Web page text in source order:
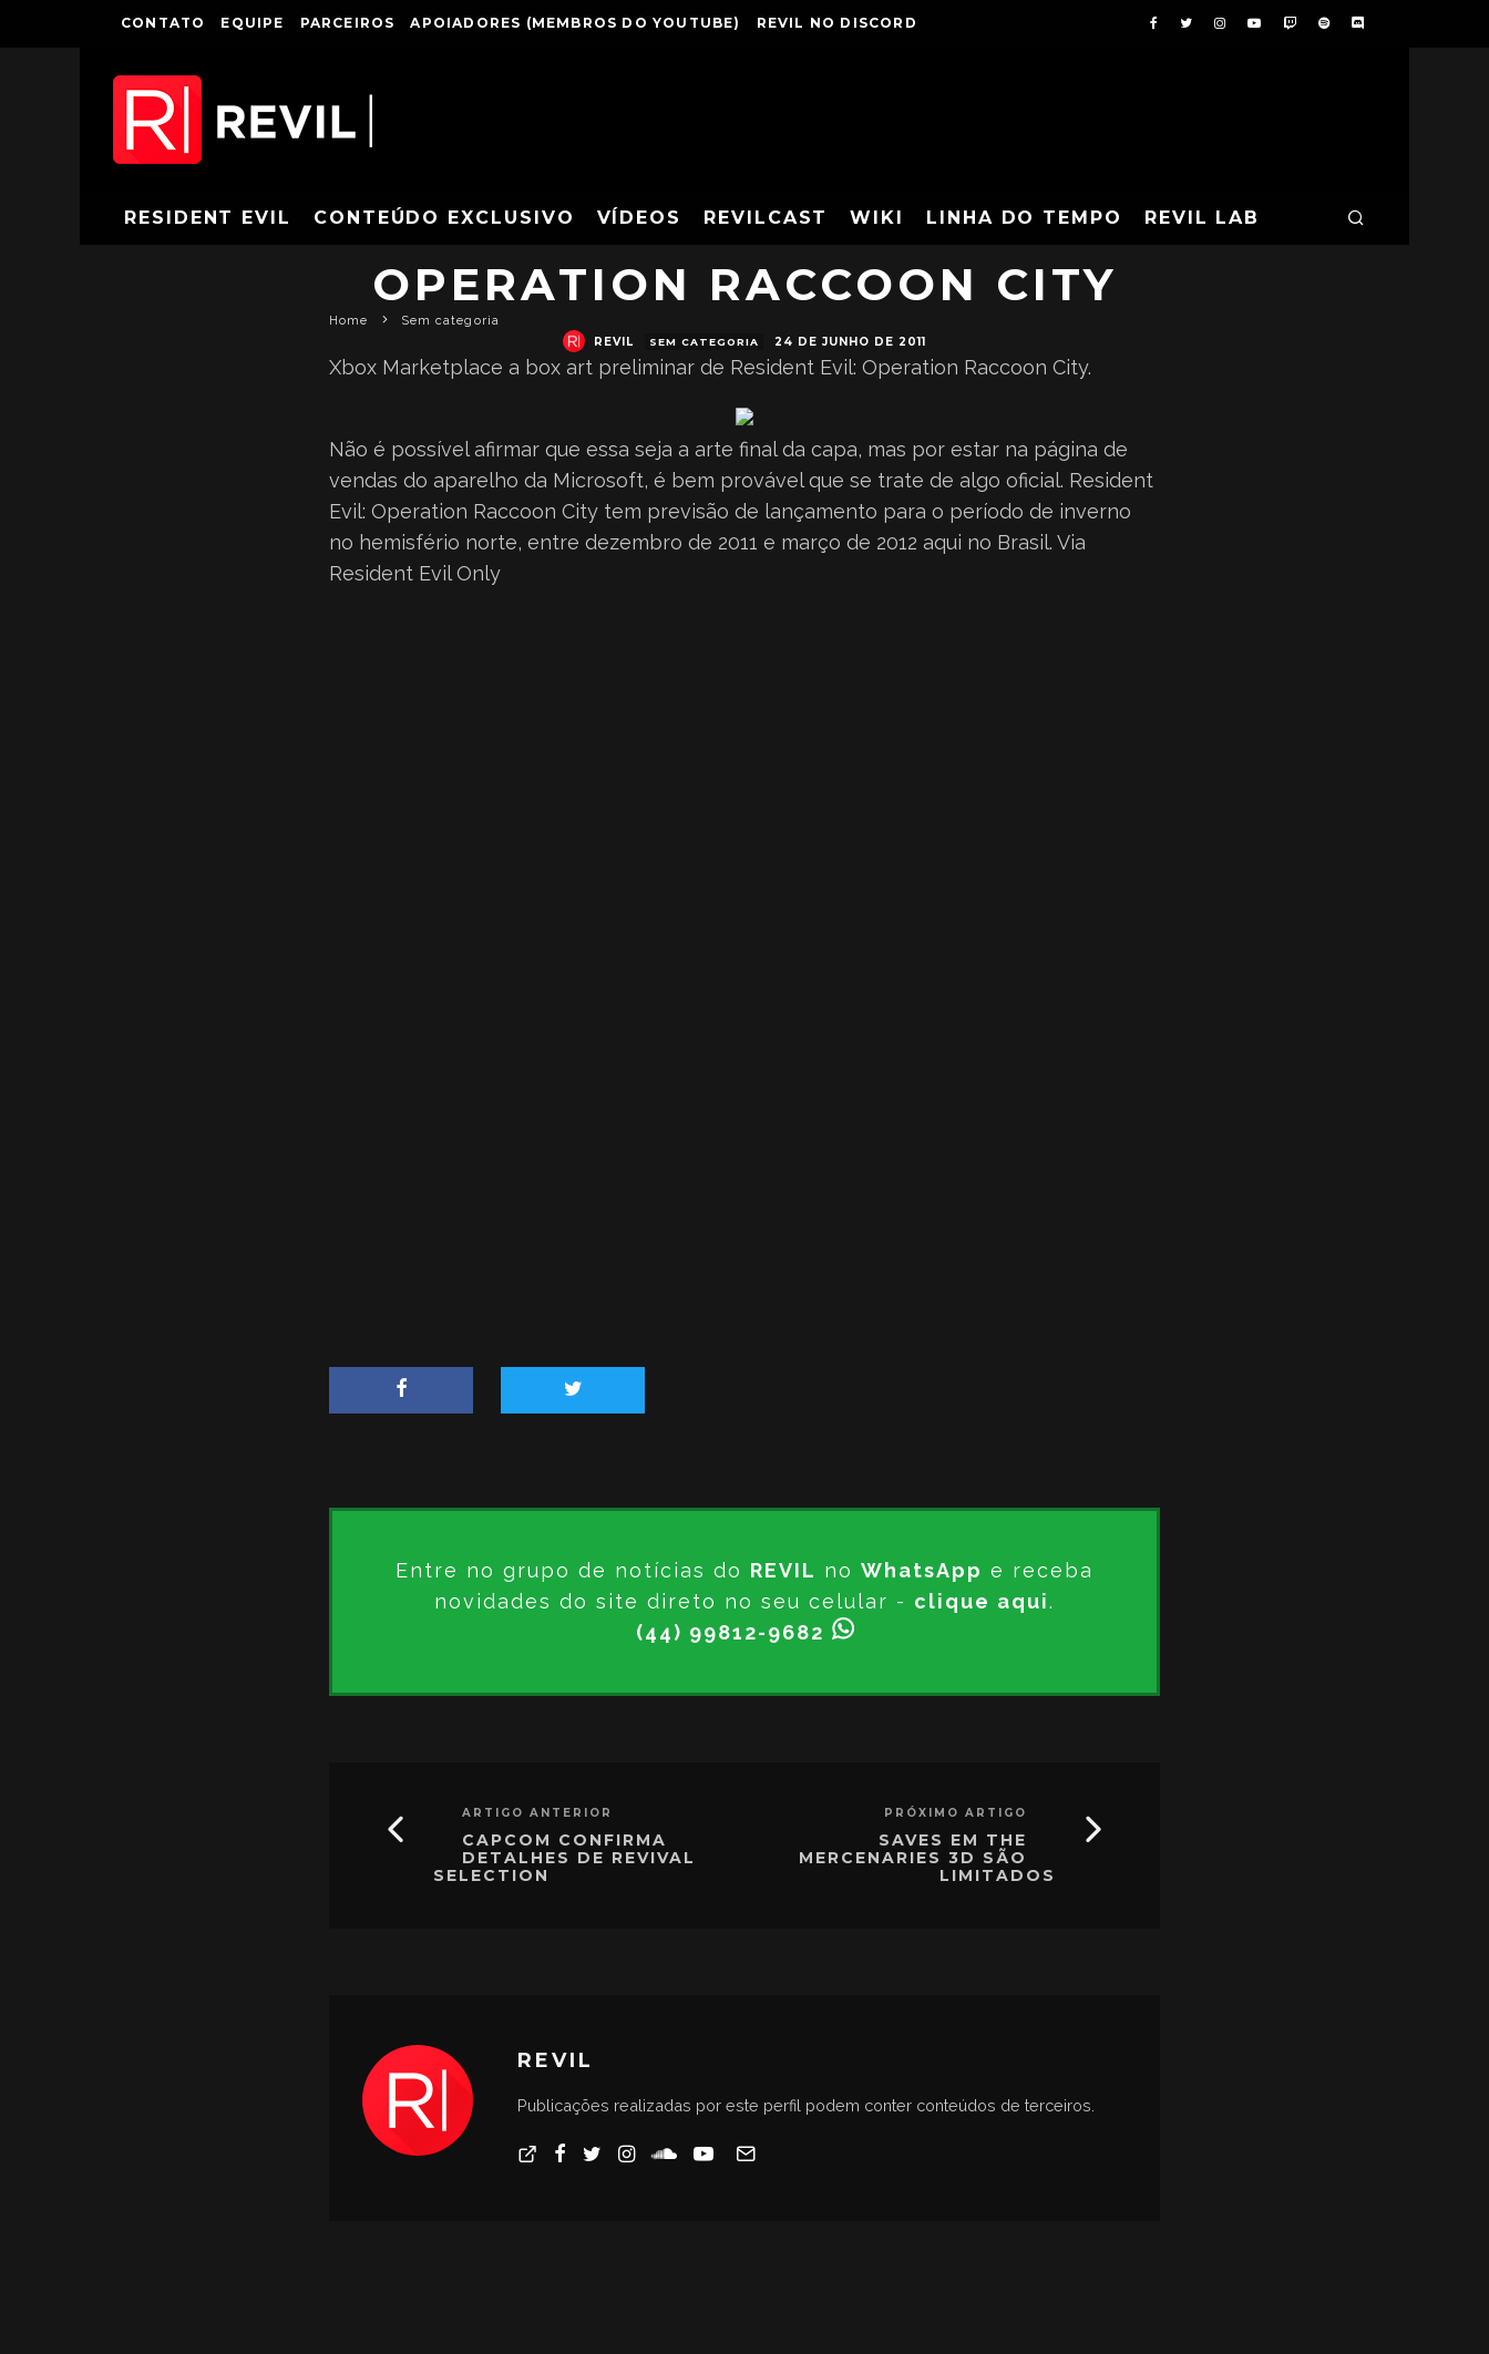
CONTATO EQUIPE PARCEIROS APOIADORES (MEMBROS DO YOUTUBE) REVIL NO DISCORD
RESIDENT EVIL CONTEÚDO EXCLUSIVO VÍDEOS REVILCAST WIKI LINHA DO TEMPO REVIL LAB
BOX ART PRELIMINAR DE RESIDENT EVIL:
OPERATION RACCOON CITY
REVIL SEM CATEGORIA 24 DE JUNHO DE 2011
Home Sem categoria
Xbox Marketplace a box art preliminar de Resident Evil: Operation Raccoon City.
Não é possível afirmar que essa seja a arte final da capa, mas por estar na página de
vendas do aparelho da Microsoft, é bem provável que se trate de algo oficial. Resident
Evil: Operation Raccoon City tem previsão de lançamento para o período de inverno
no hemisfério norte, entre dezembro de 2011 e março de 2012 aqui no Brasil. Via
Resident Evil Only
Entre no grupo de notícias do REVIL no WhatsApp e receba
novidades do site direto no seu celular - clique aqui.
(44) 99812-9682
ARTIGO ANTERIOR
CAPCOM CONFIRMA
DETALHES DE REVIVAL
SELECTION
PRÓXIMO ARTIGO
SAVES EM THE
MERCENARIES 3D SÃO
LIMITADOS
REVIL
Publicações realizadas por este perfil podem conter conteúdos de terceiros.